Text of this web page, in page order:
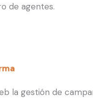
de agentes.
la gestión de